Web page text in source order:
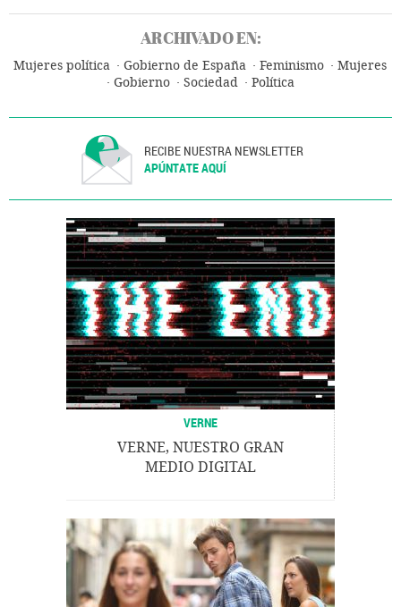
ARCHIVADO EN:
Mujeres política Gobierno de España Feminismo
Mujeres
Gobierno
Sociedad Política
RECIBE NUESTRA NEWSLETTER
APÚNTATE AQUÍ
VERNE
VERNE, NUESTRO GRAN
MEDIO DIGITAL